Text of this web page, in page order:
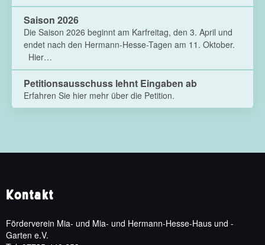
Saison 2026
Die Saison 2026 beginnt am Karfreitag, den 3. April und
endet nach den Hermann-Hesse-Tagen am 11. Oktober.
Hier…
Petitionsausschuss lehnt Eingaben ab
Erfahren Sie hier mehr über die Petition.
Kontakt
Förderverein Mia- und Mia- und Hermann-Hesse-Haus und -
Garten e.V.